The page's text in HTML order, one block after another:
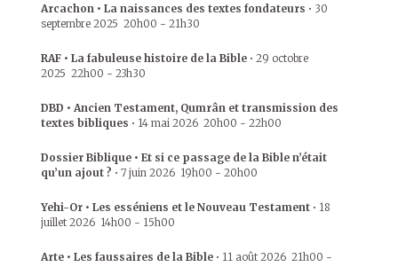
Arcachon • La naissances des textes fondateurs • 30
septembre 2025 20h00 - 21h30
RAF • La fabuleuse histoire de la Bible • 29 octobre
2025 22h00 - 23h30
DBD • Ancien Testament, Qumrân et transmission des
textes bibliques • 14 mai 2026 20h00 - 22h00
Dossier Biblique • Et si ce passage de la Bible n’était
qu’un ajout ? • 7 juin 2026 19h00 - 20h00
Yehi-Or • Les esséniens et le Nouveau Testament • 18
juillet 2026 14h00 - 15h00
Arte • Les faussaires de la Bible • 11 août 2026 21h00 -